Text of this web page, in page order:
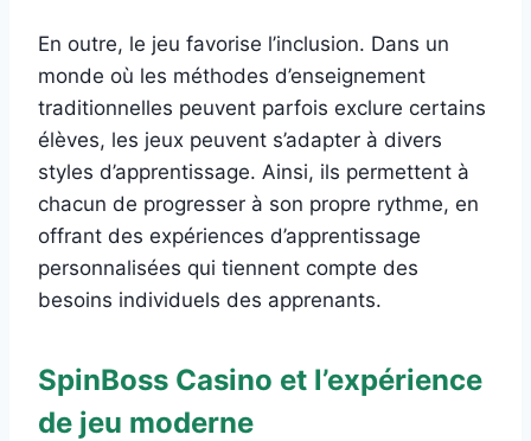
En outre, le jeu favorise l’inclusion. Dans un
monde où les méthodes d’enseignement
traditionnelles peuvent parfois exclure certains
élèves, les jeux peuvent s’adapter à divers
styles d’apprentissage. Ainsi, ils permettent à
chacun de progresser à son propre rythme, en
offrant des expériences d’apprentissage
personnalisées qui tiennent compte des
besoins individuels des apprenants.
SpinBoss Casino et l’expérience
de jeu moderne